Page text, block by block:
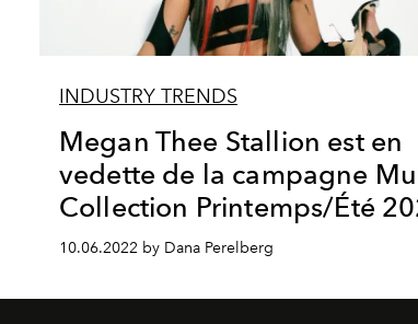
INDUSTRY TRENDS
Megan Thee Stallion est en
vedette de la campagne
Collection Printemps/Été
10.06.2022 by Dana Perelberg